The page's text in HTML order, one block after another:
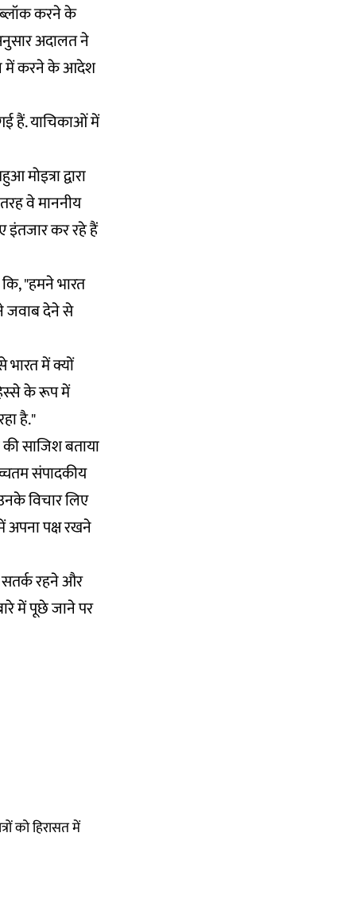
ब्लॉक करने के
अदालत ने
में करने के आदेश
हैं. याचिकाओं में
द्वारा
वे माननीय
इंतजार कर रहे हैं
"हमने भारत
जवाब देने से
भारत में क्यों
के रूप में
है."
साजिश बताया
संपादकीय
विचार लिए
अपना पक्ष रखने
सतर्क रहने और
में पूछे जाने पर
को हिरासत में